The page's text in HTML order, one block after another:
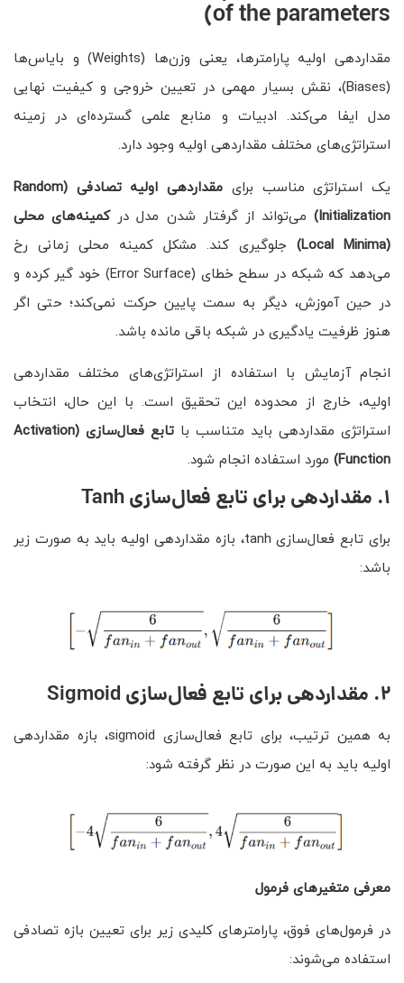
of the parameters)
مقداردهی اولیه پارامترها، یعنی وزن‌ها (Weights) و بایاس‌ها
(Biases)، نقش بسیار مهمی در تعیین خروجی و کیفیت نهایی
مدل ایفا می‌کند. ادبیات و منابع علمی گسترده‌ای در زمینه
استراتژی‌های مختلف مقداردهی اولیه وجود دارد.
یک استراتژی مناسب برای مقداردهی اولیه تصادفی
(Random
Initialization)
می‌تواند از گرفتار شدن مدل درکمینه‌های محلی
(Local Minima)
جلوگیری کند. مشکل کمینه محلی زمانی رخ
می‌دهد که شبکه در سطح خطای (Error Surface) خود گیر کرده و
در حین آموزش، دیگر به سمت پایین حرکت نمی‌کند؛ حتی اگر
هنوز ظرفیت یادگیری در شبکه باقی مانده باشد.
انجام آزمایش با استفاده از استراتژی‌های مختلف مقداردهی
اولیه، خارج از محدوده این تحقیق است. با این حال، انتخاب
استراتژی مقداردهی باید متناسب با تابع فعال‌سازی (Activation
Function) مورد استفاده انجام شود.
۱. مقداردهی برای تابع فعال‌سازی
برای تابع فعال‌سازی tanh، بازه مقداردهی اولیه باید به صورت زیر
باشد:
۲. مقداردهی برای تابع فعال‌سازی
به همین ترتیب، برای تابع فعال‌سازی sigmoid، بازه مقداردهی
اولیه باید به این صورت در نظر گرفته شود:
معرفی متغیرهای فرمول
در فرمول‌های فوق، پارامترهای کلیدی زیر برای تعیین بازه تصادفی
استفاده می‌شوند: